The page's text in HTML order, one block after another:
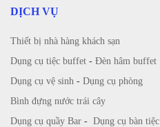
DỊCH VỤ
Thiết bị nhà hàng khách sạn
Dụng cụ tiệc buffet - Đèn hâm buffet
Dụng cụ vệ sinh - Dụng cụ phòng
Bình đựng nước trái cây
Dụng cụ quầy Bar - Dụng cụ bàn tiệc